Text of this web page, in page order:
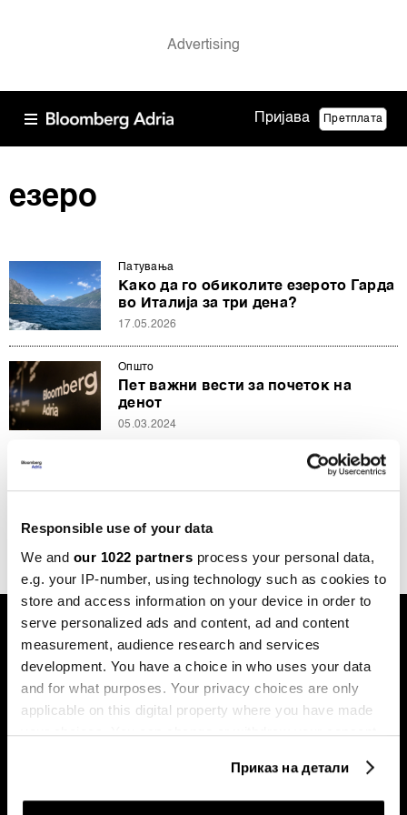
Responsible use of your data
We and our 1022 partners process your personal data,
e.g. your IP-number, using technology such as cookies to
store and access information on your device in order to
serve personalized ads and content, ad and content
measurement, audience research and services
development. You have a choice in who uses your data
and for what purposes. Your privacy choices are only
applicable on this digital property where you have made
your choices. You can change or withdraw your consent
Приказ на детали
Пријава Претплата
езеро
Патувањa
Како да го обиколите езерото Гарда
во Италија за три дена?
17.05.2026
Општо
Пет важни вести за почеток на
денот
05.03.2024
18.08.2022